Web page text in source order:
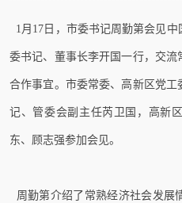
1月17日，市委书记周勤第会见
委书记、董事长李开国一行，交流
合作事宜。市委常委、高新区党
记、管委会副主任芮卫国，高新
东、顾志强参加会见。
周勤第介绍了常熟经济社会发展